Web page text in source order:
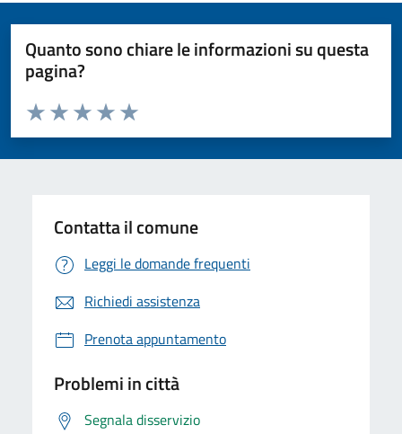
Quanto sono chiare le informazioni su questa
pagina?
Valuta da 1 a 5 stelle la pagina
Valuta 5 stelle su 5
Valuta 4 stelle su 5
Valuta 3 stelle su 5
Valuta 2 stelle su 5
Valuta 1 stelle su 5
Contatta il comune
Leggi le domande frequenti
Richiedi assistenza
Prenota appuntamento
Problemi in città
Segnala disservizio